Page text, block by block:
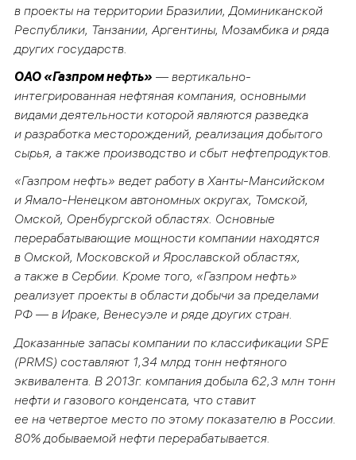
в проекты на территории Бразилии, Доминиканской
Республики, Танзании, Аргентины, Мозамбика и ряда
других государств.
ОАО «Газпром нефть» — вертикально-
интегрированная нефтяная компания, основными
видами деятельности которой являются разведка
и разработка месторождений, реализация добытого
сырья, а также производство и сбыт нефтепродуктов.
«Газпром нефть» ведет работу в Ханты-Мансийском
и Ямало-Ненецком автономных округах, Томской,
Омской, Оренбургской областях. Основные
перерабатывающие мощности компании находятся
в Омской, Московской и Ярославской областях,
а также в Сербии. Кроме того, «Газпром нефть»
реализует проекты в области добычи за пределами
РФ — в Ираке, Венесуэле и ряде других стран.
Доказанные запасы компании по классификации SPE
(PRMS) составляют 1,34 млрд тонн нефтяного
эквивалента. В 2013г. компания добыла 62,3 млн тонн
нефти и газового конденсата, что ставит
ее на четвертое место по этому показателю в России.
80% добываемой нефти перерабатывается.